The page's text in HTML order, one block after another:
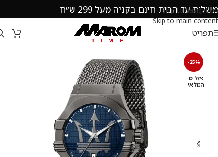
Skip to navigation
Skip to main content
משלוח עד הבית חינם בקניה מעל 299 ש״ח
תפריט
-25%
אזל מ
המלאי